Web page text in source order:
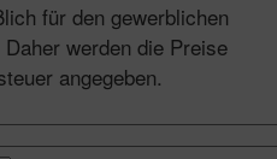
für den gewerblichen
werden die Preise
angegeben.